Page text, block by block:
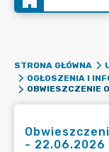
STRONA GŁÓWNA
OGŁOSZENIA I
- 22.06.2026